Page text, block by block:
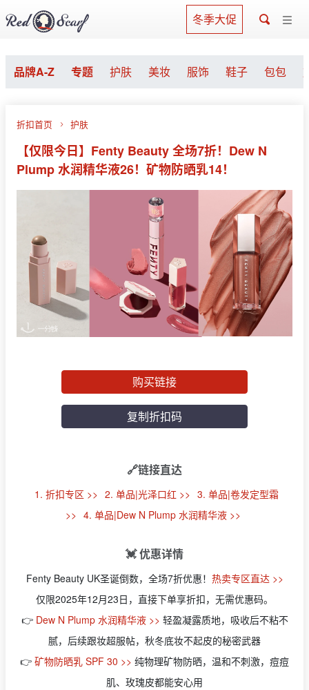
冬季大促
品牌A-Z 专题 护肤 美妆 服饰 鞋子 包包
折扣首页 护肤
【仅限今日】Fenty Beauty 全场7折！Dew N
Plump 水润精华液26！矿物防晒乳14！
购买链接
复制折扣码
🔗链接直达
1. 折扣专区 >> 2. 单品|光泽口红 >> 3. 单品|卷发定型霜
>> 4. 单品|Dew N Plump 水润精华液 >>
💓 优惠详情
Fenty Beauty UK圣诞倒数，全场7折优惠！ 热卖专区直达 >>
仅限2025年12月23日，直接下单享折扣，无需优惠码。
👉 Dew N Plump 水润精华液 >> 轻盈凝露质地，吸收后不粘不
腻，后续跟妆超服帖，秋冬底妆不起皮的秘密武器
👉 矿物防晒乳 SPF 30 >> 纯物理矿物防晒，温和不刺激，痘痘
肌、玫瑰皮都能安心用